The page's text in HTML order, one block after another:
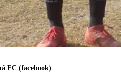
FC (facebook)